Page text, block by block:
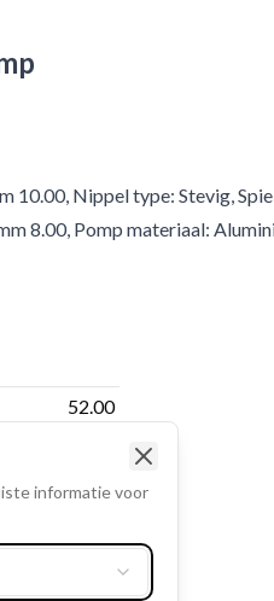
10.00, Nippel type: Stevig,
8.00, Pomp materiaal:
52.00
informatie voor